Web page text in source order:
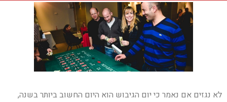
לא נגזים אם נאמר כי יום הגיבוש הוא היום החשוב ביותר בשנה,